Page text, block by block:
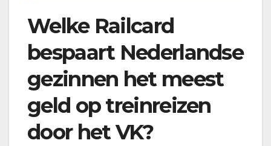
Welke Railcard
bespaart Nederlandse
gezinnen het meest
geld op treinreizen
door het VK?